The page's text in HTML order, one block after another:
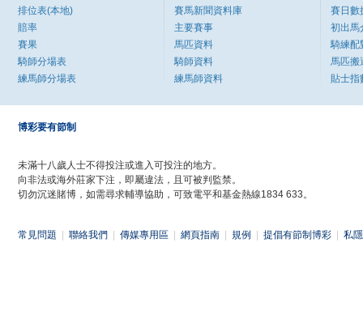
排位表(本地)
賠率
賽果
騎師分場表
練馬師分場表
賽馬新聞資料庫
主要賽事
馬匹資料
騎師資料
練馬師資料
賽日數
初出馬
騎練配
馬匹搬
貼士指
博彩要有節制
未滿十八歲人士不得投注或進入可投注的地方。
向非法或海外莊家下注，即屬違法，且可被判監禁。
切勿沉迷賭博，如需尋求輔導協助，可致電平和基金熱線1834 633。
常見問題 聯絡我們 傳媒專用區 網頁指南 規例 提倡有節制博彩 私